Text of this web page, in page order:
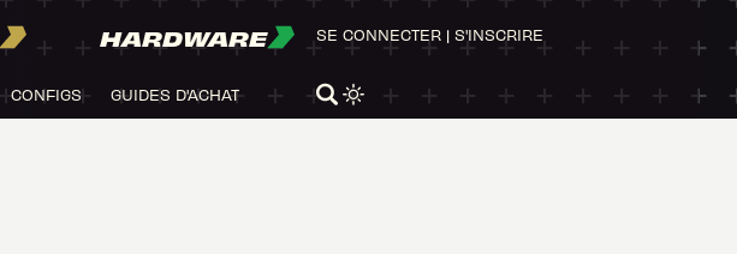
HARDWARE
CONFIGS GUIDES D'ACHAT
SE CONNECTER | S'INSCRIRE